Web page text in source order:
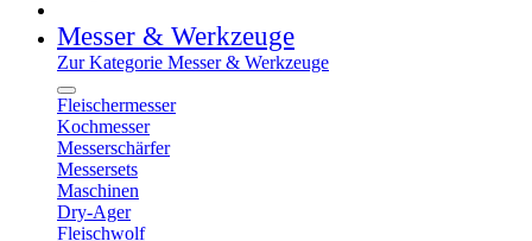
Messer & Werkzeuge
Zur Kategorie Messer & Werkzeuge
Fleischermesser
Kochmesser
Messerschärfer
Messersets
Maschinen
Dry-Ager
Fleischwolf